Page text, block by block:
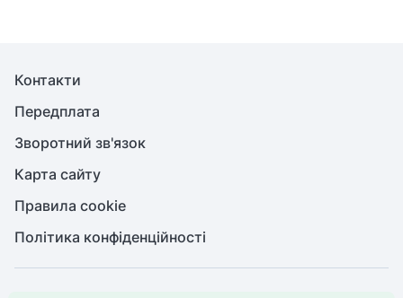
Контакти
Передплата
Зворотний зв'язок
Карта сайту
Правила cookie
Політика конфіденційності